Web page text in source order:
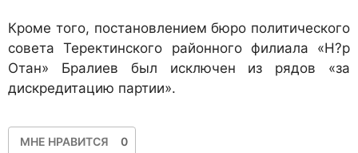
Кроме того, постановлением бюро политического
совета Теректинского районного филиала «Н?р
Отан» Бралиев был исключен из рядов «за
дискредитацию партии».
МНЕ НРАВИТСЯ 0